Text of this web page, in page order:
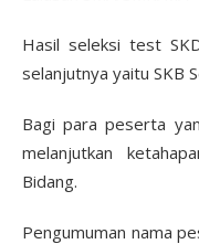
Hasil seleksi test
selanjutnya yaitu SKB
Bagi para peserta
melanjutkan
Bidang.
Pengumuman nama